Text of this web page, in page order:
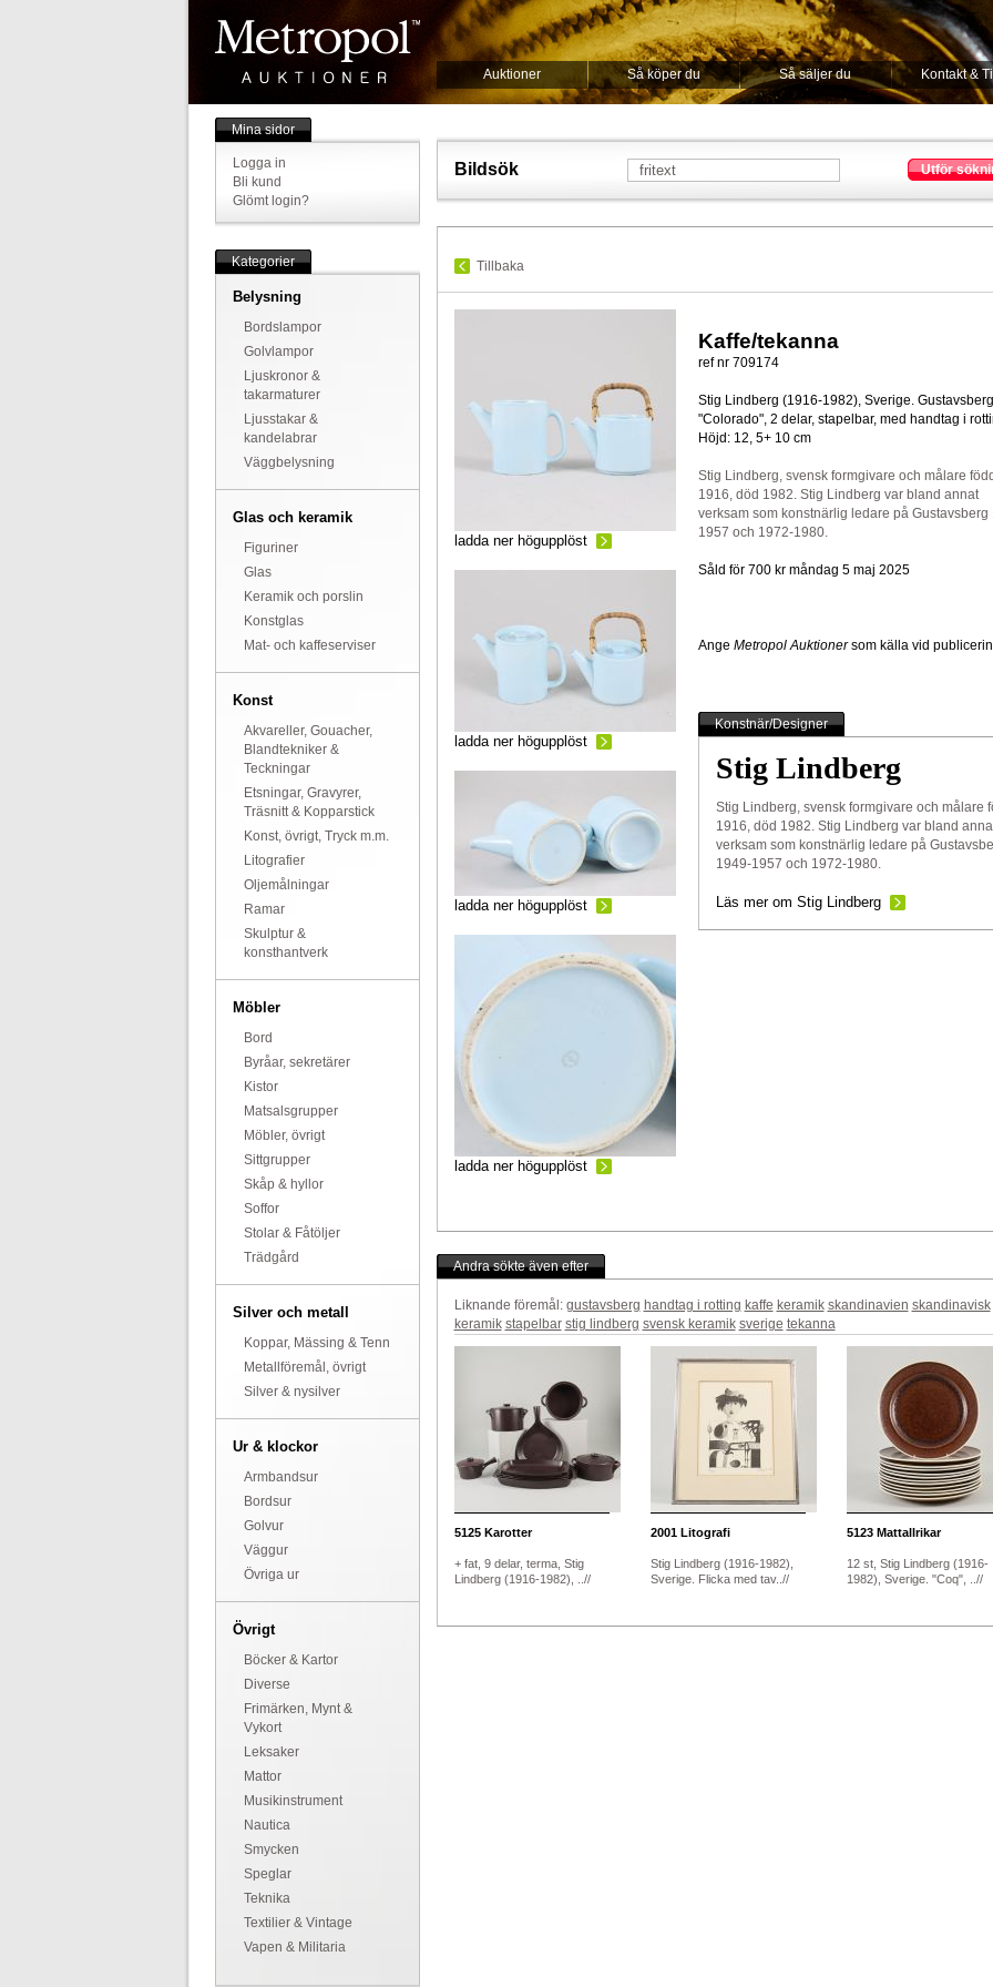
Auktioner Så köper du Så säljer du Kontakt &
Mina sidor
Logga in
Bli kund
Glömt login?
Kategorier
Belysning
Bordslampor
Golvlampor
Ljuskronor &
takarmaturer
Ljusstakar &
kandelabrar
Väggbelysning
Glas och keramik
Figuriner
Glas
Keramik och porslin
Konstglas
Mat- och kaffeserviser
Konst
Akvareller, Gouacher,
Blandtekniker &
Teckningar
Etsningar, Gravyrer,
Träsnitt & Kopparstick
Konst, övrigt, Tryck m.m.
Litografier
Oljemålningar
Ramar
Skulptur &
konsthantverk
Möbler
Bord
Byråar, sekretärer
Kistor
Matsalsgrupper
Möbler, övrigt
Sittgrupper
Skåp & hyllor
Soffor
Stolar & Fåtöljer
Trädgård
Silver och metall
Koppar, Mässing & Tenn
Metallföremål, övrigt
Silver & nysilver
Ur & klockor
Armbandsur
Bordsur
Golvur
Väggur
Övriga ur
Övrigt
Böcker & Kartor
Diverse
Frimärken, Mynt &
Vykort
Leksaker
Mattor
Musikinstrument
Nautica
Smycken
Speglar
Teknika
Textilier & Vintage
Vapen & Militaria
Bildsök Utför
Tillbaka
ladda ner högupplöst
ladda ner högupplöst
ladda ner högupplöst
ladda ner högupplöst
Kaffe/tekanna
ref nr 709174
Stig Lindberg (1916-1982), Sverige.
"Colorado", 2 delar, stapelbar, med handtag i
Höjd: 12, 5+ 10 cm
Stig Lindberg, svensk formgivare och målare född
1916, död 1982. Stig Lindberg var bland annat
verksam som konstnärlig ledare på Gustavsberg
1957 och 1972-1980.
Såld för 700 krmåndag 5 maj 2025
Ange Metropol Auktionersom källa vid
Konstnär/Designer
Stig Lindberg
Stig Lindberg, svensk formgivare och målare
1916, död 1982. Stig Lindberg var bland
verksam som konstnärlig ledare på
1949-1957 och 1972-1980.
Läs mer om Stig Lindberg
Andra sökte även efter
Liknande föremål: gustavsberg handtag i rotting kaffe keramik skandinavien skandinavisk
keramik stapelbar stig lindberg svensk keramik sverige tekanna
5125Karotter
+ fat, 9 delar, terma, Stig
Lindberg (1916-1982), ..//
2001Litografi
Stig Lindberg (1916-1982),
Sverige. Flicka med tav..//
5123Mattallrikar
12 st, Stig Lindberg (1916-
1982), Sverige. "Coq", ..//